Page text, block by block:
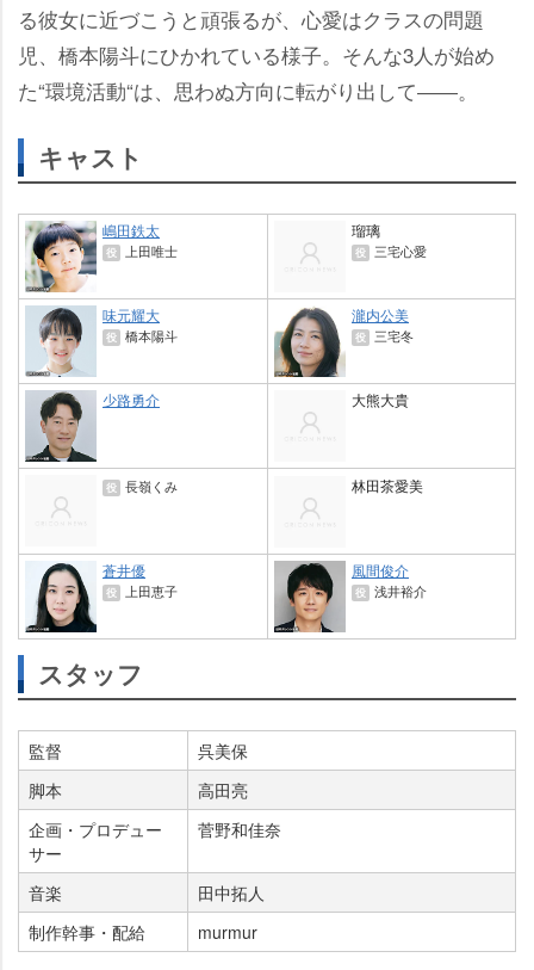
る彼女に近づこうと頑張るが、心愛はクラスの問題
児、橋本陽斗にひかれている様子。そんな3人が始め
た“環境活動“は、思わぬ方向に転がり出して――。
キャスト
嶋田鉄太
役 上田唯士
瑠璃
役 三宅心愛
味元耀大
役 橋本陽斗
瀧内公美
役 三宅冬
少路勇介 大熊大貴
役 長嶺くみ 林田茶愛美
蒼井優
役 上田恵子
風間俊介
役 浅井裕介
スタッフ
監督
呉美保
脚本
高田亮
企画・プロデュー
サー
菅野和佳奈
音楽
田中拓人
制作幹事・配給
murmur